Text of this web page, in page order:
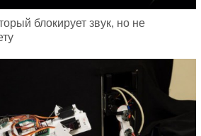
блокирует звук, но не